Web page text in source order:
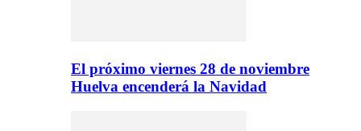
El próximo viernes 28 de noviembre
Huelva encenderá la Navidad